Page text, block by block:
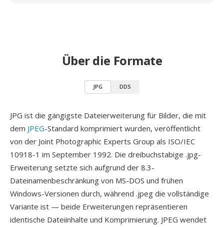
Über die Formate
JPG DDS
JPG ist die gängigste Dateierweiterung für Bilder, die mit
dem JPEG-Standard komprimiert wurden, veröffentlicht
von der Joint Photographic Experts Group als ISO/IEC
10918-1 im September 1992. Die dreibuchstabige .jpg-
Erweiterung setzte sich aufgrund der 8.3-
Dateinamenbeschränkung von MS-DOS und frühen
Windows-Versionen durch, während .jpeg die vollständige
Variante ist — beide Erweiterungen repräsentieren
identische Dateiinhalte und Komprimierung. JPEG wendet